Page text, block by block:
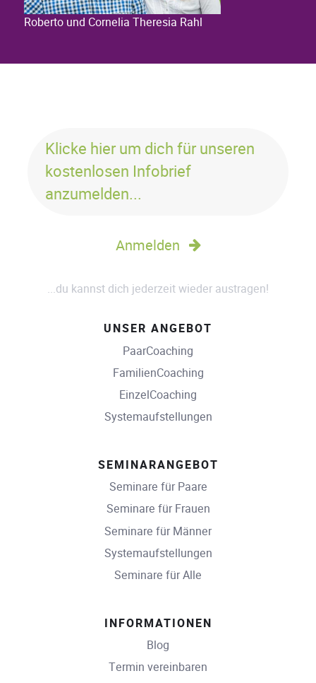
Roberto und Cornelia Theresia Rahl
Klicke hier um dich für unseren
kostenlosen Infobrief
anzumelden...
Anmelden
...du kannst dich jederzeit wieder austragen!
UNSER ANGEBOT
PaarCoaching
FamilienCoaching
EinzelCoaching
Systemaufstellungen
SEMINARANGEBOT
Seminare für Paare
Seminare für Frauen
Seminare für Männer
Systemaufstellungen
Seminare für Alle
INFORMATIONEN
Blog
Termin vereinbaren